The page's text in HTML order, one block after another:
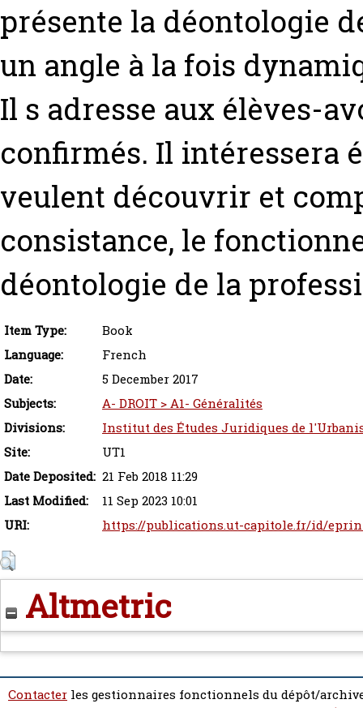
présente la déontologie
un angle à la fois
Il s adresse aux élèves-
confirmés. Il intéressera
veulent découvrir et
consistance, le
déontologie de la
Item Type:
Book
Language:
French
Date:
5 December 2017
Subjects:
A- DROIT > A1- Généralités
Divisions:
Institut des Études Juridiques de
Site:
UT1
Date Deposited: 21 Feb 2018 11:29
Last Modified:
11 Sep 2023 10:01
URI:
https://publications.ut-capitole.fr/id/
Altmetric
Contacter les gestionnaires fonctionnels du dépôt/